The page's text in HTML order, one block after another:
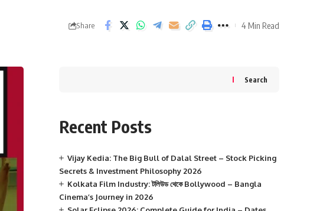
Share 4 Min Read
Search
Recent Posts
Vijay Kedia: The Big Bull of Dalal Street – Stock Picking
Secrets & Investment Philosophy 2026
Kolkata Film Industry: টলিউড থেকে Bollywood – Bangla
Cinema’s Journey in 2026